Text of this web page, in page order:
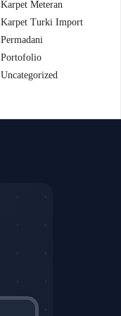
Karpet Meteran
Karpet Turki Import
Permadani
Portofolio
Uncategorized